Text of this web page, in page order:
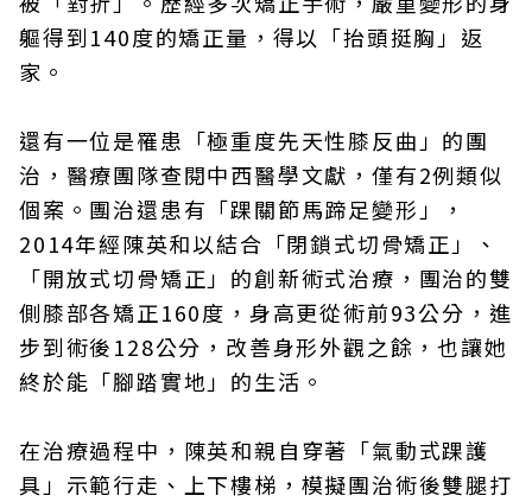
軀得到140度的矯正量，得以「抬頭挺胸」返
家。
還有一位是罹患「極重度先天性膝反曲」的團
治，醫療團隊查閱中西醫學文獻，僅有2例類似
個案。團治還患有「踝關節馬蹄足變形」，
2014年經陳英和以結合「閉鎖式切骨矯正」、
「開放式切骨矯正」的創新術式治療，團治的雙
側膝部各矯正160度，身高更從術前93公分，進
步到術後128公分，改善身形外觀之餘，也讓她
終於能「腳踏實地」的生活。
在治療過程中，陳英和親自穿著「氣動式踝護
具」示範行走、上下樓梯，模擬團治術後雙腿打